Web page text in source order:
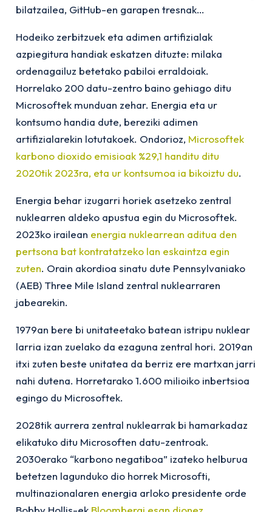
bilatzailea, GitHub-en garapen tresnak…
Hodeiko zerbitzuek eta adimen artifizialak
azpiegitura handiak eskatzen dituzte: milaka
ordenagailuz betetako pabiloi erraldoiak.
Horrelako 200 datu-zentro baino gehiago ditu
Microsoftek munduan zehar. Energia eta ur
kontsumo handia dute, bereziki adimen
artifizialarekin lotutakoek. Ondorioz, Microsoftek
karbono dioxido emisioak %29,1 handitu ditu
2020tik 2023ra, eta ur kontsumoa ia bikoiztu du.
Energia behar izugarri horiek asetzeko zentral
nuklearren aldeko apustua egin du Microsoftek.
2023ko irailean energia nuklearrean aditua den
pertsona bat kontratatzeko lan eskaintza egin
zuten. Orain akordioa sinatu dute Pennsylvaniako
(AEB) Three Mile Island zentral nuklearraren
jabearekin.
1979an bere bi unitateetako batean istripu nuklear
larria izan zuelako da ezaguna zentral hori. 2019an
itxi zuten beste unitatea da berriz ere martxan jarri
nahi dutena. Horretarako 1.600 milioiko inbertsioa
egingo du Microsoftek.
2028tik aurrera zentral nuklearrak bi hamarkadaz
elikatuko ditu Microsoften datu-zentroak.
2030erako “karbono negatiboa” izateko helburua
betetzen lagunduko dio horrek Microsofti,
multinazionalaren energia arloko presidente orde